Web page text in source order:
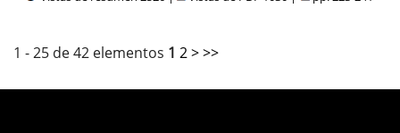
1 - 25 de 42 elementos 1 2>>>